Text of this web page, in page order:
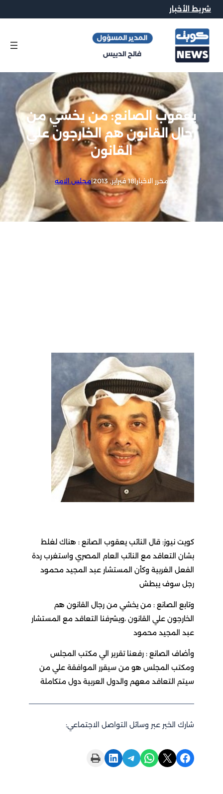
شريط الأخبار
يعقوب الصانع: من يخشي من
رجال القانون هم الخارجون علي
القانون
محرر الاخبار|18 فبراير, 2013 |مجلس الامه
كويت نيوز: قال النائب يعقوب الصانع : هناك لغلط
بشان التعاقد مع النائب العام المصري واستغرب ردة
الفعل الغربية وكأن المستشار عبد المجيد محمود
رجل سوف يبطش
وتابع الصانع : من يخشي من رجال القانون هم
الخارجون علي القانون ،ويشرفنا التعاقد مع المستشار
عبد المجيد محمود
وأضاف الصانع : رفعنا تقرير الي مكتب المجلس
ومكتب المجلس هو من سيقرر الموافقة علي من
سيتم التعاقد معهم والدول العربية دول متكاملة
شارك الخبر عبر وسائل التواصل الاجتماعي:
Share on Facebook
Share on X
Share on WhatsApp
Share on Telegram
Share on LinkedIn
Print this Page